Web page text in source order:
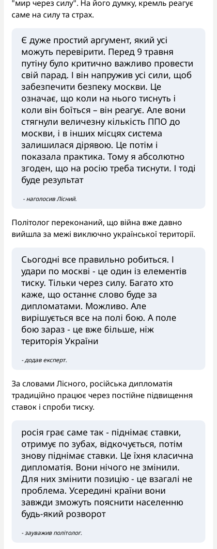
"мир через силу". На його думку, кремль реагує
саме на силу та страх.
Є дуже простий аргумент, який усі
можуть перевірити. Перед 9 травня
путіну було критично важливо провести
свій парад. І він напружив усі сили, щоб
забезпечити безпеку москви. Це
означає, що коли на нього тиснуть і
коли він боїться – він реагує. Але вони
стягнули величезну кількість ППО до
москви, і в інших місцях система
залишилася дірявою. Це потім і
показала практика. Тому я абсолютно
згоден, що на росію треба тиснути. І тоді
буде результат
- наголосив Лісний.
Політолог переконаний, що війна вже давно
вийшла за межі виключно української території.
Сьогодні все правильно робиться. І
удари по москві - це один із елементів
тиску. Тільки через силу. Багато хто
каже, що останнє слово буде за
дипломатами. Можливо. Але
вирішується все на полі бою. А поле
бою зараз - це вже більше, ніж
територія України
- додав експерт.
За словами Лісного, російська дипломатія
традиційно працює через постійне підвищення
ставок і спроби тиску.
росія грає саме так - піднімає ставки,
отримує по зубах, відкочується, потім
знову піднімає ставки. Це їхня класична
дипломатія. Вони нічого не змінили.
Для них змінити позицію - це взагалі не
проблема. Усередині країни вони
завжди зможуть пояснити населенню
будь-який розворот
- зауважив політолог.